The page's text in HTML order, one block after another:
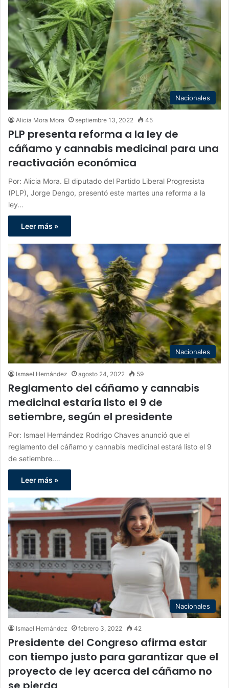
Nacionales
Alicia Mora Mora septiembre 13, 2022 45
PLP presenta reforma a la ley de
cáñamo y cannabis medicinal para una
reactivación económica
Por: Alicia Mora. El diputado del Partido Liberal Progresista
(PLP), Jorge Dengo, presentó este martes una reforma a la
ley…
Leer más »
Nacionales
Ismael Hernández agosto 24, 2022 59
Reglamento del cáñamo y cannabis
medicinal estaría listo el 9 de
setiembre, según el presidente
Por: Ismael Hernández Rodrigo Chaves anunció que el
reglamento del cáñamo y cannabis medicinal estará listo el 9
de setiembre.…
Leer más »
Nacionales
Ismael Hernández febrero 3, 2022 42
Presidente del Congreso afirma estar
con tiempo justo para garantizar que el
proyecto de ley acerca del cáñamo no